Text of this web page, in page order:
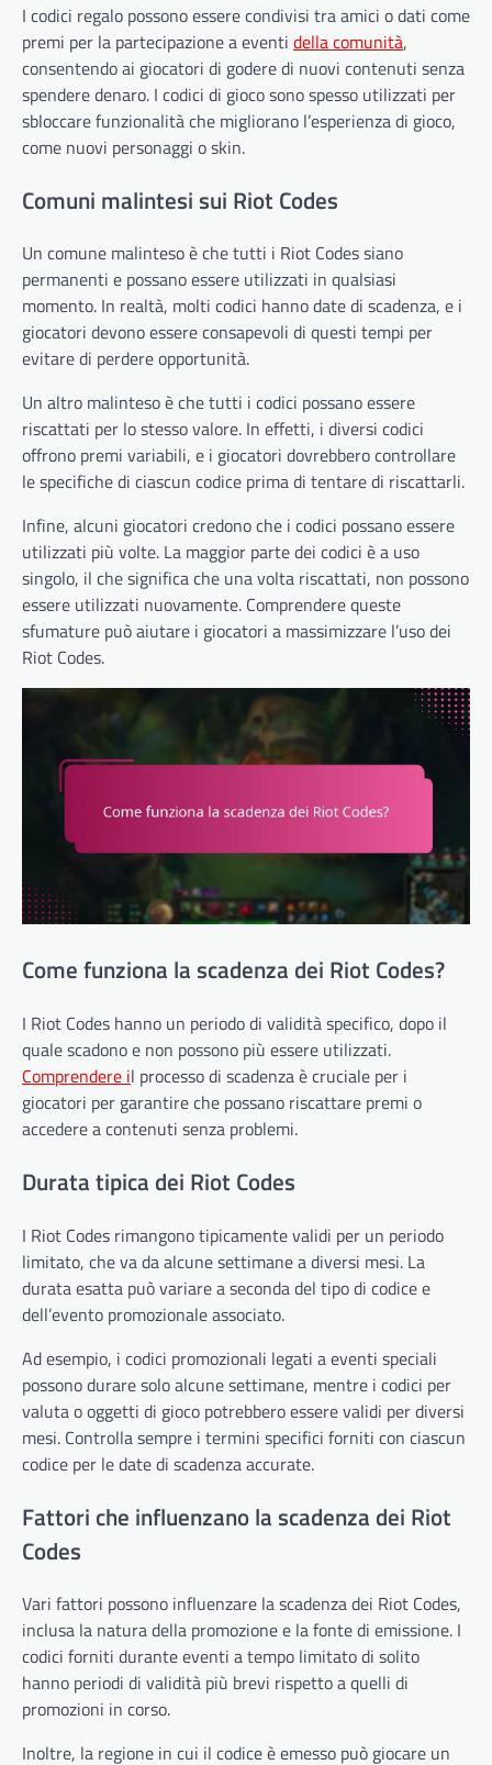
I codici regalo possono essere condivisi tra amici o dati come
premi per la partecipazione a eventi della comunità,
consentendo ai giocatori di godere di nuovi contenuti senza
spendere denaro. I codici di gioco sono spesso utilizzati per
sbloccare funzionalità che migliorano l’esperienza di gioco,
come nuovi personaggi o skin.
Comuni malintesi sui Riot Codes
Un comune malinteso è che tutti i Riot Codes siano
permanenti e possano essere utilizzati in qualsiasi
momento. In realtà, molti codici hanno date di scadenza, e i
giocatori devono essere consapevoli di questi tempi per
evitare di perdere opportunità.
Un altro malinteso è che tutti i codici possano essere
riscattati per lo stesso valore. In effetti, i diversi codici
offrono premi variabili, e i giocatori dovrebbero controllare
le specifiche di ciascun codice prima di tentare di riscattarli.
Infine, alcuni giocatori credono che i codici possano essere
utilizzati più volte. La maggior parte dei codici è a uso
singolo, il che significa che una volta riscattati, non possono
essere utilizzati nuovamente. Comprendere queste
sfumature può aiutare i giocatori a massimizzare l’uso dei
Riot Codes.
Come funziona la scadenza dei Riot Codes?
I Riot Codes hanno un periodo di validità specifico, dopo il
quale scadono e non possono più essere utilizzati.
Comprendere il processo di scadenza è cruciale per i
giocatori per garantire che possano riscattare premi o
accedere a contenuti senza problemi.
Durata tipica dei Riot Codes
I Riot Codes rimangono tipicamente validi per un periodo
limitato, che va da alcune settimane a diversi mesi. La
durata esatta può variare a seconda del tipo di codice e
dell’evento promozionale associato.
Ad esempio, i codici promozionali legati a eventi speciali
possono durare solo alcune settimane, mentre i codici per
valuta o oggetti di gioco potrebbero essere validi per diversi
mesi. Controlla sempre i termini specifici forniti con ciascun
codice per le date di scadenza accurate.
Fattori che influenzano la scadenza dei Riot
Codes
Vari fattori possono influenzare la scadenza dei Riot Codes,
inclusa la natura della promozione e la fonte di emissione. I
codici forniti durante eventi a tempo limitato di solito
hanno periodi di validità più brevi rispetto a quelli di
promozioni in corso.
Inoltre, la regione in cui il codice è emesso può giocare un